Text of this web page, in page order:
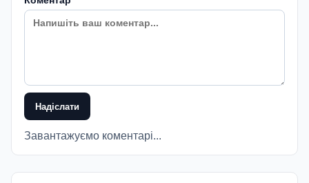
Надіслати
Завантажуємо коментарі...